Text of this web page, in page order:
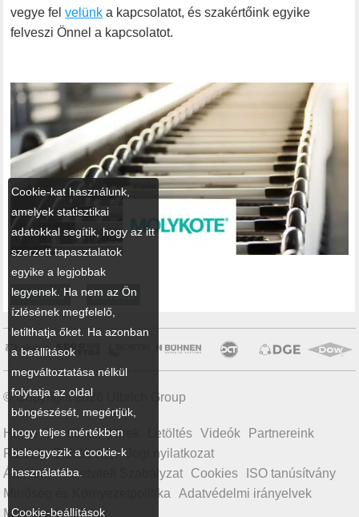
vegye felvelünk a kapcsolatot, és szakértőink egyike
felveszi Önnel a kapcsolatot.
← Előző Minden
© Copyright 2026 Ulbrich Group
Home Termékek Hírek Letöltés Videók
Partnereink
Rólunk Oldaltérkép Jogi nyilatkozat
Általános Üzletviteli Szabályzat
Cookies
ISO tanúsítvány
Minőség és Környezetpolitika
Adatvédelmi irányelvek
Magatartási kódex
Cookie-kat használunk,
amelyek statisztikai
adatokkal segítik, hogy az itt
szerzett tapasztalatok
egyike a legjobbak
legyenek. Ha nem az Ön
ízlésének megfelelő,
letilthatja őket. Ha azonban
a beállítások
megváltoztatása nélkül
folytatja az oldal
böngészését, megértjük,
hogy teljes mértékben
beleegyezik a cookie-k
használatába.
Cookie-beállítások